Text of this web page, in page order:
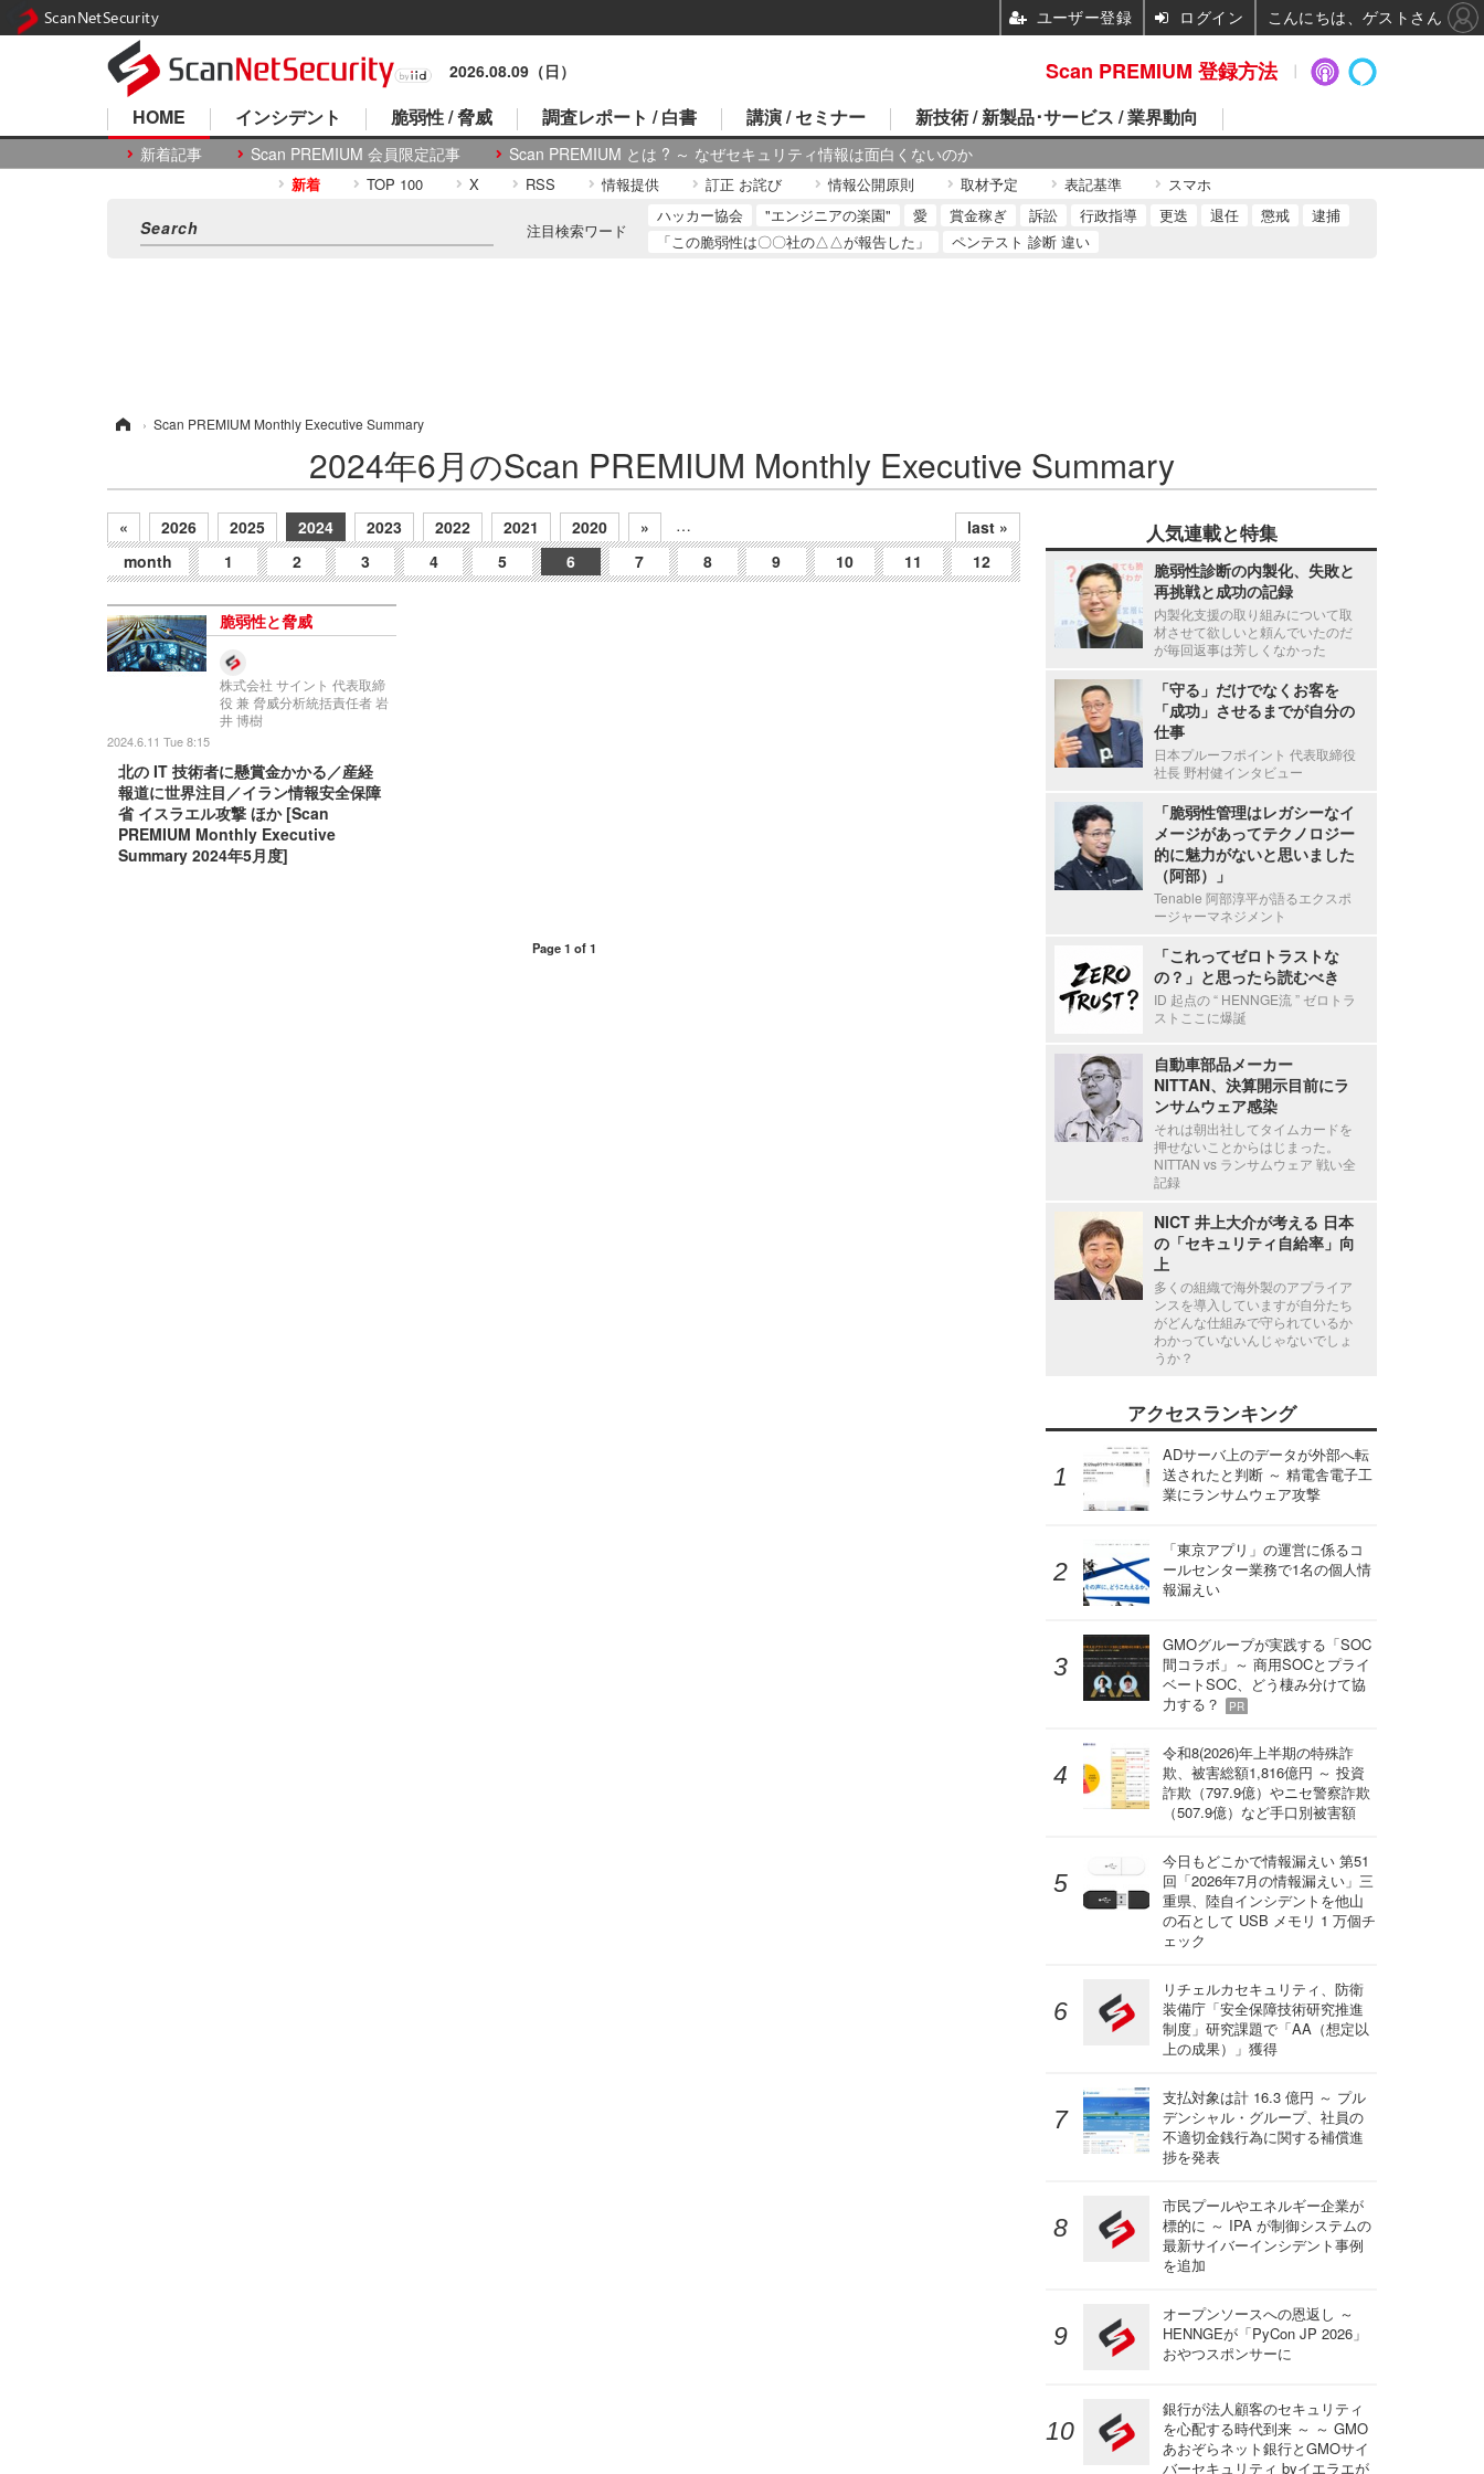
2026.08.09（日）
HOME
新着記事 Scan PREMIUM 会員限定記事 Scan PREMIUM とは ? ～ なぜセキュリティ情報は面白くないのか
インシデント 脆弱性 / 脅威 調査レポート / 白書 講演 / セミナー 新技術 / 新製品･サービス / 業界動向
新着 TOP 100 X RSS 情報提供 訂正 お詫び 情報公開原則 取材予定 表記基準 スマホ
注目検索ワード
ハッカー協会 "エンジニアの楽園" 愛 賞金稼ぎ 訴訟 行政指導 更迭 退任 懲戒
逮捕
「この脆弱性は〇〇社の△△が報告した」
ペンテスト 診断 違い
› Scan PREMIUM Monthly Executive Summary
2024年6月のScan PREMIUM Monthly Executive Summary
« 2026 2025 2024 2023 2022 2021 2020 » …
last »
month
1 2 3 4 5 6 7 8 9 10 11 12
脆弱性と脅威
株式会社 サイント 代表取締
役 兼 脅威分析統括責任者 岩
井 博樹
2024.6.11 Tue 8:15
北の IT 技術者に懸賞金かかる／産経
報道に世界注目／イラン情報安全保障
省 イスラエル攻撃 ほか [Scan
PREMIUM Monthly Executive
Summary 2024年5月度]
Page 1 of 1
人気連載と特集
脆弱性診断の内製化、失敗と
再挑戦と成功の記録
内製化支援の取り組みについて取
材させて欲しいと頼んでいたのだ
が毎回返事は芳しくなかった
「守る」だけでなくお客を
「成功」させるまでが自分の
仕事
日本プルーフポイント 代表取締役
社長 野村健インタビュー
「脆弱性管理はレガシーなイ
メージがあってテクノロジー
的に魅力がないと思いました
（阿部）」
Tenable 阿部淳平が語るエクスポ
ージャーマネジメント
「これってゼロトラストな
の？」と思ったら読むべき
ID 起点の “ HENNGE流 ” ゼロトラ
ストここに爆誕
自動車部品メーカー
NITTAN、決算開示目前にラ
ンサムウェア感染
それは朝出社してタイムカードを
押せないことからはじまった。
NITTAN vs ランサムウェア 戦い全
記録
NICT 井上大介が考える 日本
の「セキュリティ自給率」向
上
多くの組織で海外製のアプライア
ンスを導入していますが自分たち
がどんな仕組みで守られているか
わかっていないんじゃないでしょ
うか？
アクセスランキング
ADサーバ上のデータが外部へ転
送されたと判断 ～ 精電舎電子工
業にランサムウェア攻撃
「東京アプリ」の運営に係るコ
ールセンター業務で1名の個人情
報漏えい
GMOグループが実践する「SOC
間コラボ」～ 商用SOCとプライ
ベートSOC、どう棲み分けて協
力する？
PR
令和8(2026)年上半期の特殊詐
欺、被害総額1,816億円 ～ 投資
詐欺（797.9億）やニセ警察詐欺
（507.9億）など手口別被害額
今日もどこかで情報漏えい 第51
回「2026年7月の情報漏えい」三
重県、陸自インシデントを他山
の石として USB メモリ 1 万個チ
ェック
リチェルカセキュリティ、防衛
装備庁「安全保障技術研究推進
制度」研究課題で「AA（想定以
上の成果）」獲得
支払対象は計 16.3 億円 ～ プル
デンシャル・グループ、社員の
不適切金銭行為に関する補償進
捗を発表
市民プールやエネルギー企業が
標的に ～ IPA が制御システムの
最新サイバーインシデント事例
を追加
オープンソースへの恩返し ～
HENNGEが「PyCon JP 2026」
おやつスポンサーに
銀行が法人顧客のセキュリティ
を心配する時代到来 ～ ～ GMO
あおぞらネット銀行とGMOサイ
バーセキュリティ byイエラエが
Scan PREMIUM 登録方法
ScanNetSecurity ユーザー登録 ログイン こんにちは、ゲストさん